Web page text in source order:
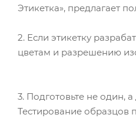
Этикетка», предлагает
2. Если этикетку
цветам и разрешению
3. Подготовьте не один,
Тестирование образцов